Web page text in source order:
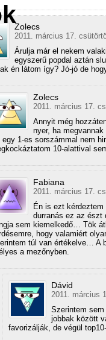
Zolecs
2011. március 17.
Árulja már el nekem
egyszerű popdal aztán
én látom így? Jó-jó de
Zolecs
2011. március 17.
Annyit még
nyer, ha
egy 1-es sorszámmal nem
10-alattival
Fabiana
2011. március 17.
Én is ezt
durranás ez az észt
sem kiemelkedő… Tök
hogy valamiért
túl van értékelve… A
a mezőnyben.
Dávid
2011. március
Szerintem
jobbak között
favorizálják, de végül